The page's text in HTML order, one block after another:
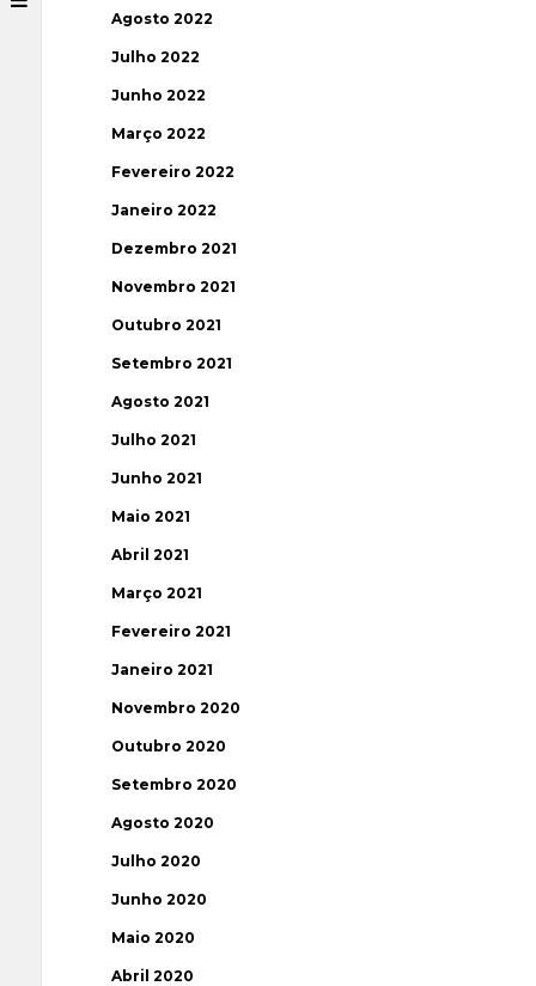
Agosto 2022
Julho 2022
Junho 2022
Março 2022
Fevereiro 2022
Janeiro 2022
Dezembro 2021
Novembro 2021
Outubro 2021
Setembro 2021
Agosto 2021
Julho 2021
Junho 2021
Maio 2021
Abril 2021
Março 2021
Fevereiro 2021
Janeiro 2021
Novembro 2020
Outubro 2020
Setembro 2020
Agosto 2020
Julho 2020
Junho 2020
Maio 2020
Abril 2020